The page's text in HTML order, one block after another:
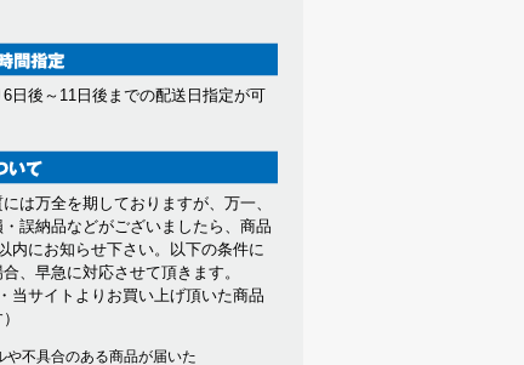
日後～11日後までの配送日指定が可
は万全を期しておりますが、万一、
誤納品などがございましたら、商品
内にお知らせ下さい。以下の条件に
、早急に対応させて頂きます。
当サイトよりお買い上げ頂いた商品
や不具合のある商品が届いた